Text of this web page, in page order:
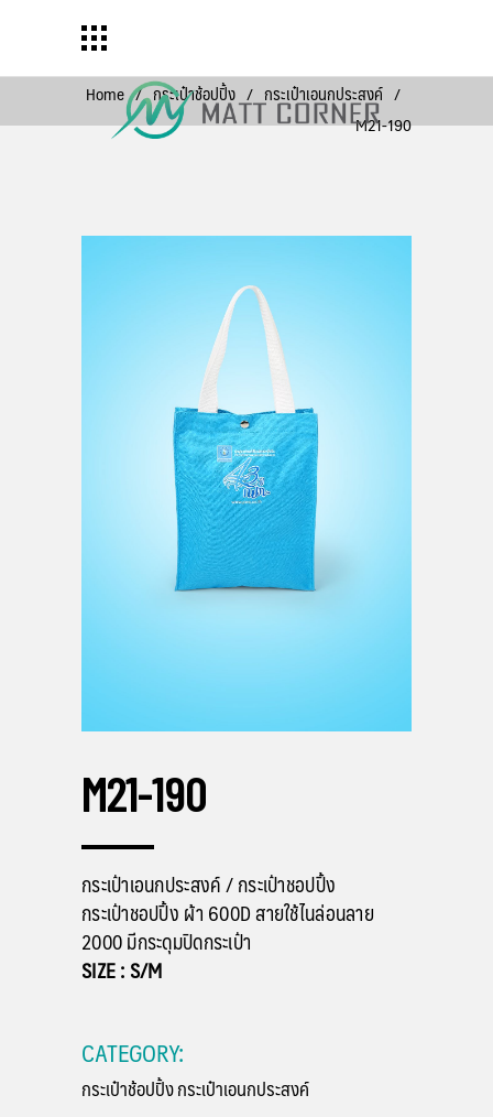
Home / กระเป๋าช้อปปิ้ง / กระเป๋าเอนกประสงค์ /
M21-190
M21-190
กระเป๋าเอนกประสงค์ / กระเป๋าชอปปิ้ง
กระเป๋าชอปปิ้ง ผ้า 600D สายใช้ไนล่อนลาย
2000 มีกระดุมปิดกระเป๋า
SIZE : S/M
CATEGORY:
กระเป๋าช้อปปิ้งกระเป๋าเอนกประสงค์